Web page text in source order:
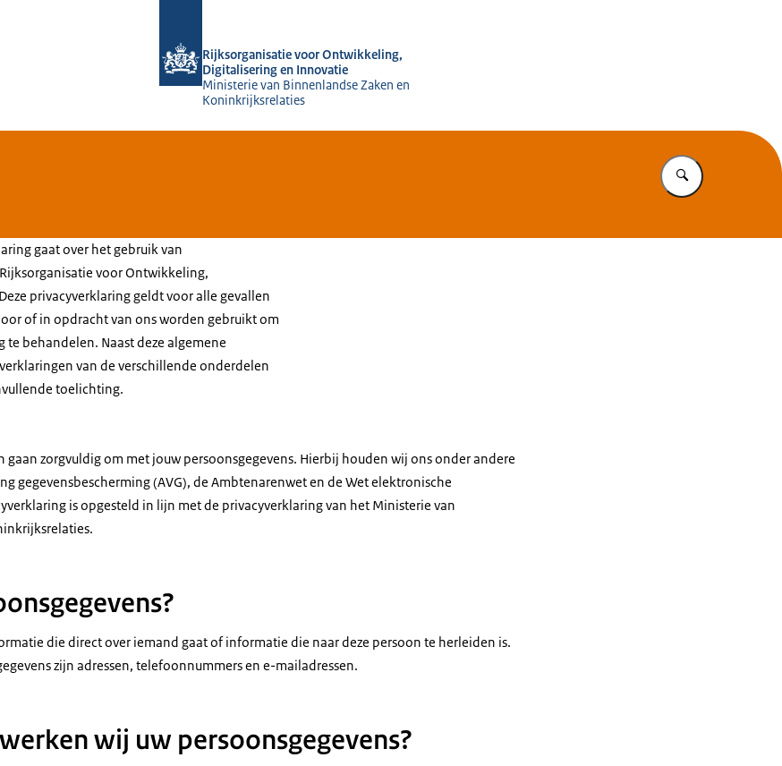
Rijksorganisatie voor Ontwikkeling,
Digitalisering en Innovatie
Ministerie van Binnenlandse Zaken en
Koninkrijksrelaties
Vul in wat u
gaat over het gebruik van
voor Ontwikkeling,
privacyverklaring geldt voor alle gevallen
of in opdracht van ons worden gebruikt om
te behandelen. Naast deze algemene
van de verschillende onderdelen
toelichting.
gaan zorgvuldig om met jouw persoonsgegevens. Hierbij houden wij ons onder andere
gegevensbescherming (AVG), de Ambtenarenwet en de Wet elektronische
is opgesteld in lijn met de privacyverklaring van het Ministerie van
die direct over iemand gaat of informatie die naar deze persoon te herleiden is.
zijn adressen, telefoonnummers en e-mailadressen.
wij uw persoonsgegevens?